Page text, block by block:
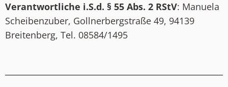
Verantwortliche i.S.d. § 55 Abs. 2 RStV: Manuela
Scheibenzuber, Gollnerbergstraße 49, 94139
Breitenberg, Tel. 08584/1495